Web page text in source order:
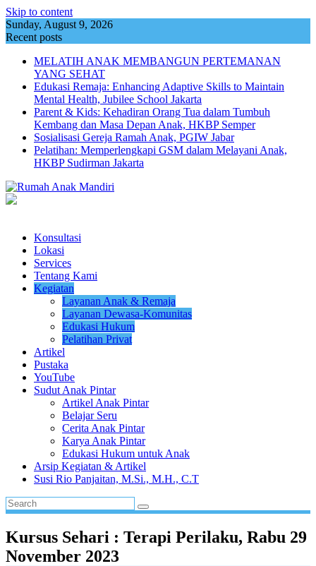
Skip to content
Sunday, August 9, 2026
Recent posts
MELATIH ANAK MEMBANGUN PERTEMANAN
YANG SEHAT
Edukasi Remaja: Enhancing Adaptive Skills to Maintain
Mental Health, Jubilee School Jakarta
Parent & Kids: Kehadiran Orang Tua dalam Tumbuh
Kembang dan Masa Depan Anak, HKBP Semper
Sosialisasi Gereja Ramah Anak, PGIW Jabar
Pelatihan: Memperlengkapi GSM dalam Melayani Anak,
HKBP Sudirman Jakarta
Konsultasi
Lokasi
Services
Tentang Kami
Kegiatan
Layanan Anak & Remaja
Layanan Dewasa-Komunitas
Edukasi Hukum
Pelatihan Privat
Artikel
Pustaka
YouTube
Sudut Anak Pintar
Artikel Anak Pintar
Belajar Seru
Cerita Anak Pintar
Karya Anak Pintar
Edukasi Hukum untuk Anak
Arsip Kegiatan & Artikel
Susi Rio Panjaitan, M.Si., M.H., C.T
Kursus Sehari : Terapi Perilaku, Rabu 29
November 2023